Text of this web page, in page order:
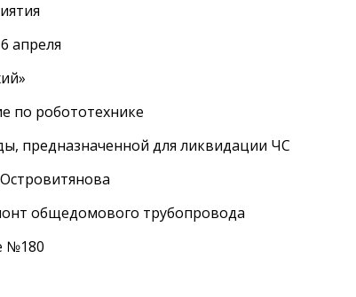
апреля
по робототехнике
предназначенной для ликвидации ЧС
общедомового трубопровода
№180